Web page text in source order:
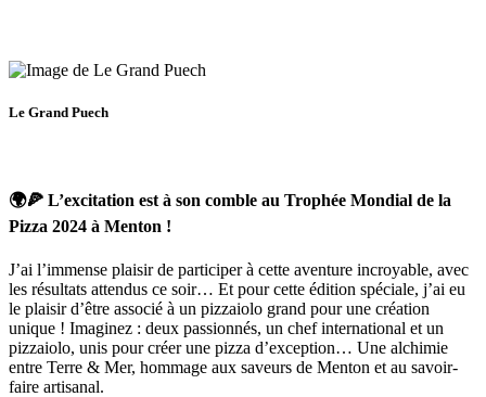
Le Grand Puech
🌍🍕 L’excitation est à son comble au Trophée Mondial de la
Pizza 2024 à Menton !
J’ai l’immense plaisir de participer à cette aventure incroyable, avec
les résultats attendus ce soir… Et pour cette édition spéciale, j’ai eu
le plaisir d’être associé à un pizzaiolo grand pour une création
unique ! Imaginez : deux passionnés, un chef international et un
pizzaiolo, unis pour créer une pizza d’exception… Une alchimie
entre Terre & Mer, hommage aux saveurs de Menton et au savoir-
faire artisanal.